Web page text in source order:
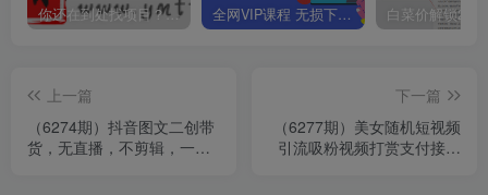
你还在到处找项目？还在当韭菜？我靠卖项目一个月收入5万+，曾经我也是个失败者。 全网VIP课程 无损下载~
上一篇
（6274期）抖音图文二创带
货，无直播，不剪辑，一个
下一篇
（6277期）美女随机短视频
引流吸粉视频打赏支付接口